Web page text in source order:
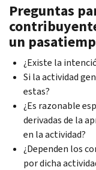
Preguntas
un
¿Existe la
Si la actividad
estas?
¿Es razonable
derivadas de la
en la actividad?
¿Dependen los
por dicha